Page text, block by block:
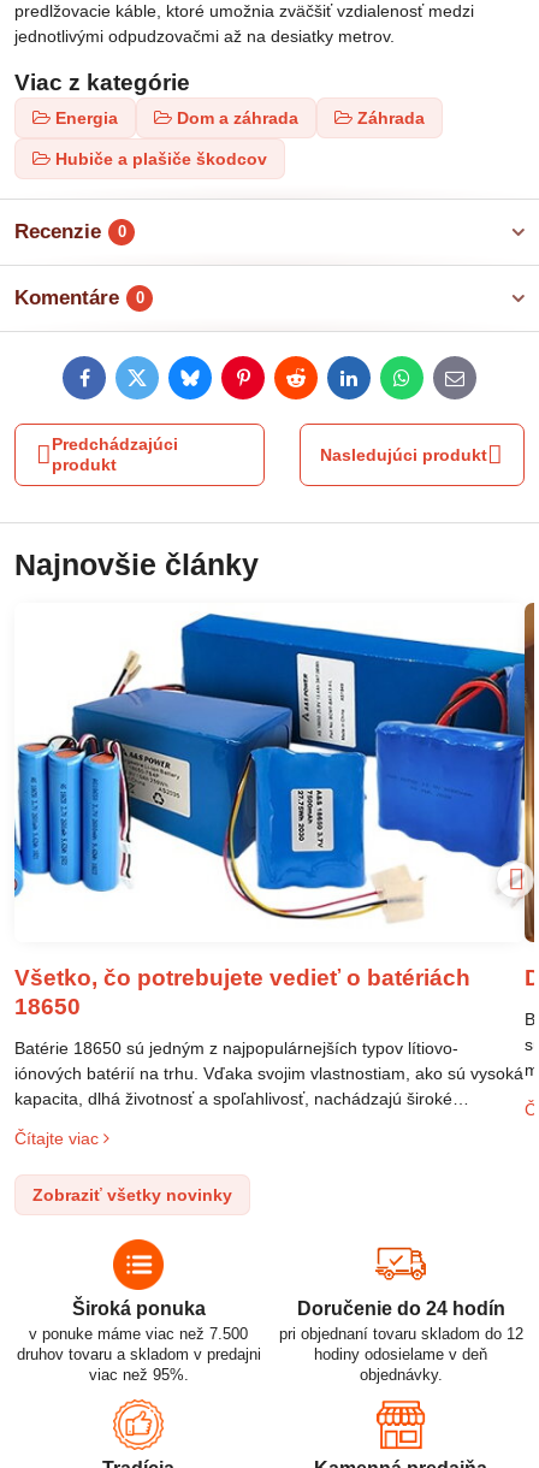
predlžovacie káble, ktoré umožnia zväčšiť vzdialenosť medzi
jednotlivými odpudzovačmi až na desiatky metrov.
Viac z kategórie
Energia Dom a záhrada Záhrada
Hubiče a plašiče škodcov
Recenzie 0
Komentáre 0
FacebookTwitterBlueskyPinterestRedditLinkedInWhatsApp
E-
mail
Predchádzajúci
produkt
Nasledujúci produkt
Najnovšie články
Všetko, čo potrebujete vedieť o batériách
18650
Batérie 18650 sú jedným z najpopulárnejších typov lítiovo-
iónových batérií na trhu. Vďaka svojim vlastnostiam, ako sú vysoká
kapacita, dlhá životnosť a spoľahlivosť, nachádzajú široké
po elektrické vozidlá. Pochopenie ich delenia, označovania a
správneho používania je kľúčom k ich efektívnemu a bezpečnému
využitiu.
Čítajte viac
Zobraziť všetky novinky
Široká ponuka
v ponuke máme viac než 7.500
druhov tovaru a skladom v predajni
viac než 95%.
Doručenie do 24 hodín
pri objednaní tovaru skladom do 12
hodiny odosielame v deň
objednávky.